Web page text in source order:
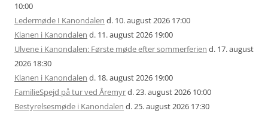
10:00
Ledermøde I Kanondalen d. 10. august 2026 17:00
Klanen i Kanondalen d. 11. august 2026 19:00
Ulvene i Kanondalen: Første møde efter sommerferien d. 17. august
2026 18:30
Klanen i Kanondalen d. 18. august 2026 19:00
FamilieSpejd på tur ved Åremyrd. 23. august 2026 10:00
Bestyrelsesmøde i Kanondalen d. 25. august 2026 17:30